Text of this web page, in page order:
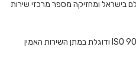
בישראל ומחזיקה מספר מרכזי שירות
החברה פועלות עפ"י תווי תקן ואיכות ISO 9001 ודוגלת במתן השירות האמין